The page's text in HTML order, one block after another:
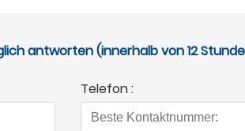
antworten (innerhalb von 12
Telefon :